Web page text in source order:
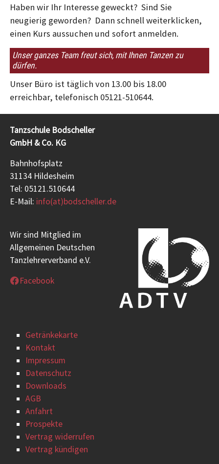
Haben wir Ihr Interesse geweckt? Sind Sie
neugierig geworden? Dann schnell weiterklicken,
einen Kurs aussuchen und sofort anmelden.
Unser ganzes Team freut sich, mit Ihnen Tanzen zu
dürfen.
Unser Büro ist täglich von 13.00 bis 18.00
erreichbar, telefonisch 05121-510644.
Tanzschule Bodscheller
GmbH & Co. KG
Bahnhofsplatz
31134 Hildesheim
Tel: 05121.510644
E-Mail: info(at)bodscheller.de
Wir sind Mitglied im
Allgemeinen Deutschen
Tanzlehrerverband e.V.
Facebook
Getränkekarte
Kontakt
Impressum
Datenschutz
Downloads
AGB
Anfahrt
Prospekte
Vertrag widerrufen
Vertrag kündigen